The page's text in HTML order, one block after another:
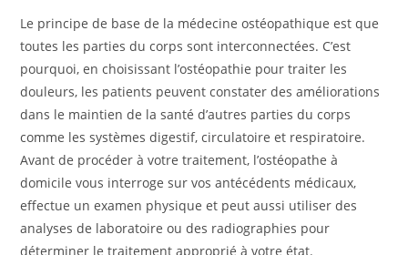
Le principe de base de la médecine ostéopathique est que
toutes les parties du corps sont interconnectées. C’est
pourquoi, en choisissant l’ostéopathie pour traiter les
douleurs, les patients peuvent constater des améliorations
dans le maintien de la santé d’autres parties du corps
comme les systèmes digestif, circulatoire et respiratoire.
Avant de procéder à votre traitement, l’ostéopathe à
domicile vous interroge sur vos antécédents médicaux,
effectue un examen physique et peut aussi utiliser des
analyses de laboratoire ou des radiographies pour
déterminer le traitement approprié à votre état.